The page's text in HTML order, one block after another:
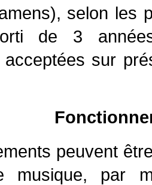
selon les
de 3
acceptées sur
peuvent
musique, par